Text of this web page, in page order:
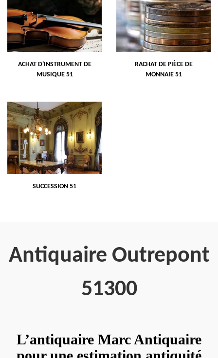
ACHAT D'INSTRUMENT DE
MUSIQUE 51
RACHAT DE PIÈCE DE
MONNAIE 51
SUCCESSION 51
Antiquaire Outrepont
51300
L’antiquaire Marc Antiquaire